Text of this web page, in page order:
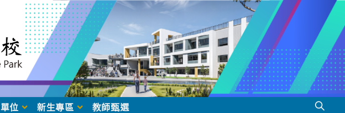
位 新生專區 教師甄選